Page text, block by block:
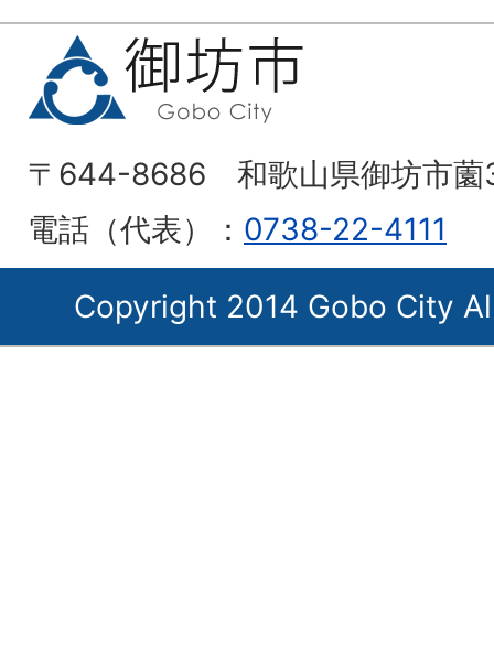
〒644-8686 和歌山県御坊市薗
電話（代表）： 0738-22-4111
Copyright 2014 Gobo City